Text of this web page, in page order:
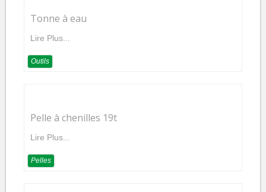
Tonne à eau
Lire Plus...
Outils
Pelle à chenilles 19t
Lire Plus...
Pelles